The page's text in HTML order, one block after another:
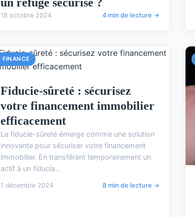
un refuge sécurisé ?
18 octobre 2024 4 min de lecture →
FINANCE
Fiducie-sûreté : sécurisez
votre financement immobilier
efficacement
La fiducie-sûreté émerge comme une solution
innovante pour sécuriser votre financement
immobilier. En transférant temporairement un
actif à un fiducia...
1 décembre 2024 8 min de lecture →